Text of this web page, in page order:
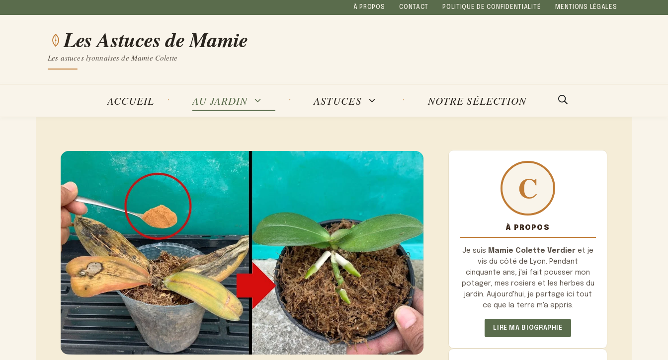
À PROPOS CONTACT POLITIQUE DE CONFIDENTIALITÉ MENTIONS LÉGALES
Les Astuces de Mamie
Les astuces lyonnaises de Mamie Colette
ACCUEIL AU JARDIN ASTUCES NOTRE SÉLECTION
À PROPOS
Je suis Mamie Colette Verdier et je
vis du côté de Lyon. Pendant
cinquante ans, j'ai fait pousser mon
potager, mes rosiers et les herbes du
jardin. Aujourd'hui, je partage ici tout
ce que la terre m'a appris.
LIRE MA BIOGRAPHIE